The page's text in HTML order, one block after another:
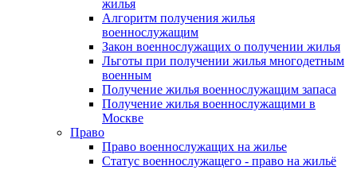
жилья
Алгоритм получения жилья
военнослужащим
Закон военнослужащих о получении жилья
Льготы при получении жилья многодетным
военным
Получение жилья военнослужащим запаса
Получение жилья военнослужащими в
Москве
Право
Право военнослужащих на жилье
Статус военнослужащего - право на жильё